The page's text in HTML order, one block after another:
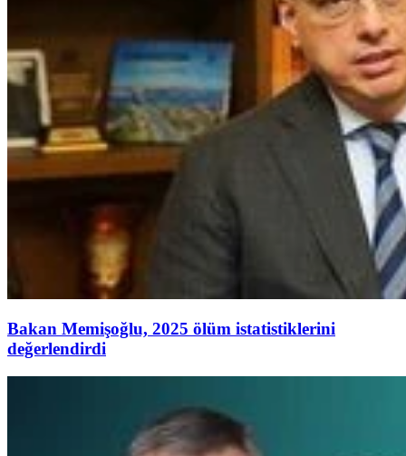
Bakan Memişoğlu, 2025 ölüm istatistiklerini
değerlendirdi